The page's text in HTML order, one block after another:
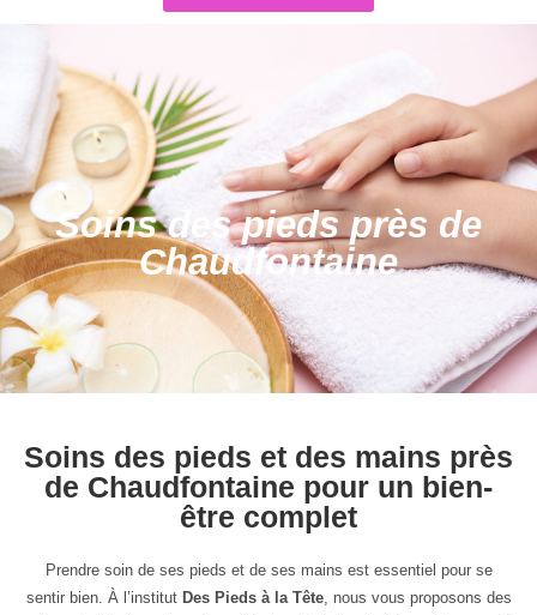
Soins des pieds près de
Chaudfontaine
Soins des pieds et des mains près
de Chaudfontaine pour un bien-
être complet
Prendre soin de ses pieds et de ses mains est essentiel pour se
sentir bien. À l’institut Des Pieds à la Tête, nous vous proposons des